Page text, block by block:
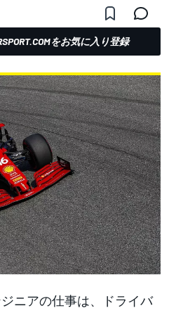
をお気に入り登録
ニアの仕事は、ドライバ